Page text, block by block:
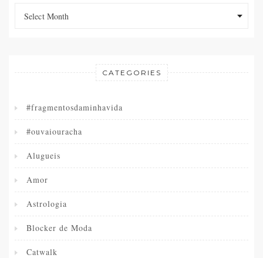
Select Month
CATEGORIES
#fragmentosdaminhavida
#ouvaiouracha
Alugueis
Amor
Astrologia
Blocker de Moda
Catwalk